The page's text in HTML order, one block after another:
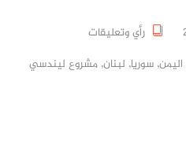
رأي وتعليقات
اليمن, سوريا, لبنان, مشروع ليندسي